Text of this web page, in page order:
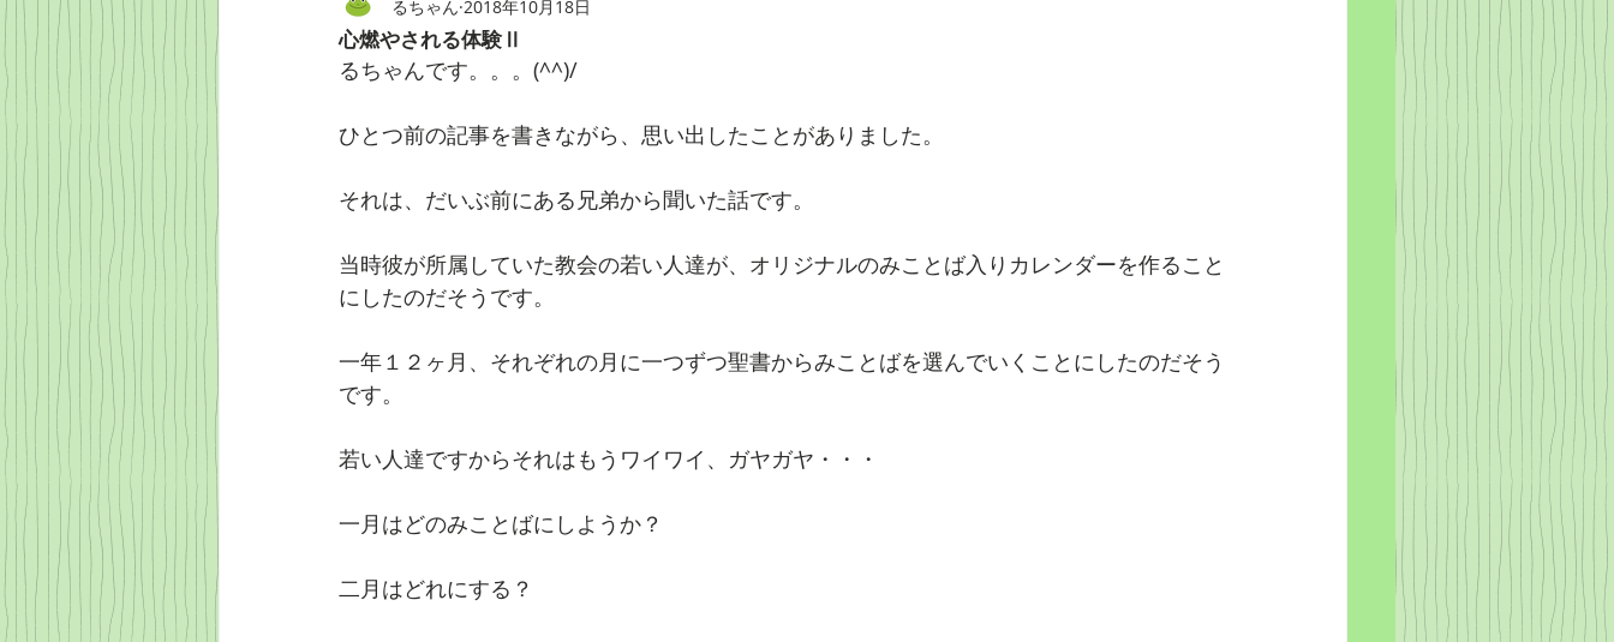
心燃やされる体験Ⅱ
るちゃん 2018年10月18日
るちゃんです。。。(^^)/
ひとつ前の記事を書きながら、思い出したことがありました。
それは、だいぶ前にある兄弟から聞いた話です。
当時彼が所属していた教会の若い人達が、オリジナルのみことば入りカレンダーを作ること
にしたのだそうです。
一年１２ヶ月、それぞれの月に一つずつ聖書からみことばを選んでいくことにしたのだそう
です。
若い人達ですからそれはもうワイワイ、ガヤガヤ・・・
一月はどのみことばにしようか？
二月はどれにする？